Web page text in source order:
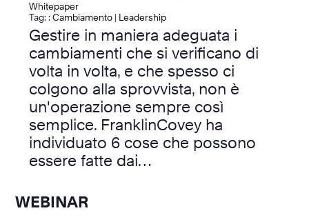
Whitepaper
Tag: : Cambiamento | Leadership
Gestire in maniera adeguata i
cambiamenti che si verificano di
volta in volta, e che spesso ci
colgono alla sprovvista, non è
un'operazione sempre così
semplice. FranklinCovey ha
individuato 6 cose che possono
essere fatte dai…
WEBINAR